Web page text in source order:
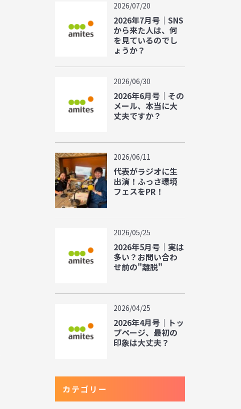
2026/07/20
2026年7月号｜SNS
から来た人は、何
を見ているのでし
ょうか？
2026/06/30
2026年6月号｜その
メール、本当に大
丈夫ですか？
2026/06/11
代表がラジオに生
出演！ふっさ環境
フェスをPR！
2026/05/25
2026年5月号｜実は
多い？お問い合わ
せ前の"離脱"
2026/04/25
2026年4月号｜トッ
プページ、最初の
印象は大丈夫？
カテゴリー